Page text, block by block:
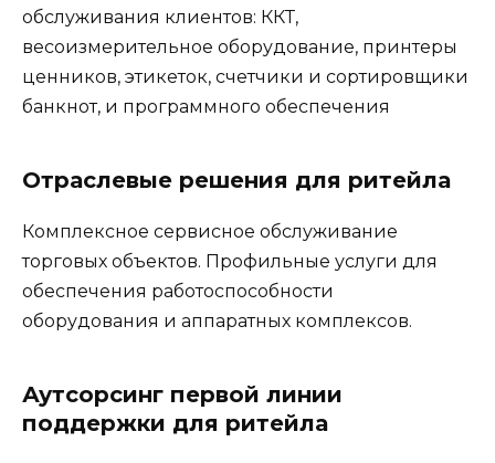
обслуживания клиентов: ККТ,
весоизмерительное оборудование, принтеры
ценников, этикеток, счетчики и сортировщики
банкнот, и программного обеспечения
Отраслевые решения для ритейла
Комплексное сервисное обслуживание
торговых объектов. Профильные услуги для
обеспечения работоспособности
оборудования и аппаратных комплексов.
Аутсорсинг первой линии
поддержки для ритейла